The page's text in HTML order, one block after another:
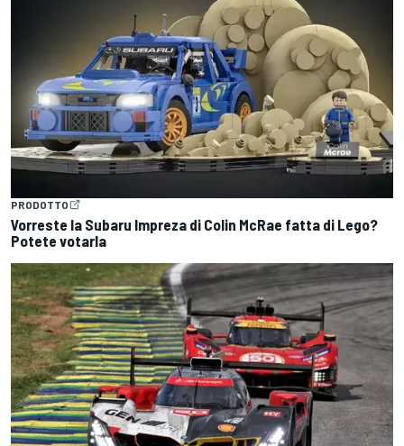
PRODOTTO
Vorreste la Subaru Impreza di Colin McRae fatta di Lego?
Potete votarla